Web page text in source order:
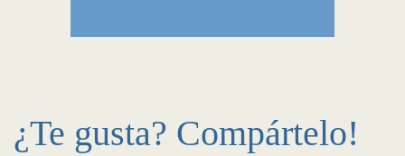
¿Te gusta? Compártelo!